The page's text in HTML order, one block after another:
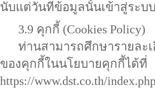
นับแต่วันที่ข้อมูลนั้นเข้าสู่ระบ
3.9 คุกกี้ (Cookies Policy)
ท่านสามารถศึกษารายละเ
ของคุกกี้ในนโยบายคุกกี้ได้ที่
https://www.dst.co.th/